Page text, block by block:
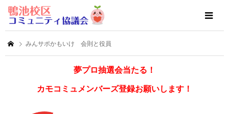
みんサポかもいけ 会則と役員
夢プロ抽選会当たる！
カモコミュメンバーズ登録お願いします！